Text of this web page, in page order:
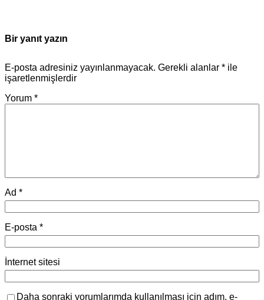
Bir yanıt yazın
E-posta adresiniz yayınlanmayacak. Gerekli alanlar * ile
işaretlenmişlerdir
Yorum *
Ad *
E-posta *
İnternet sitesi
Daha sonraki yorumlarımda kullanılması için adım, e-